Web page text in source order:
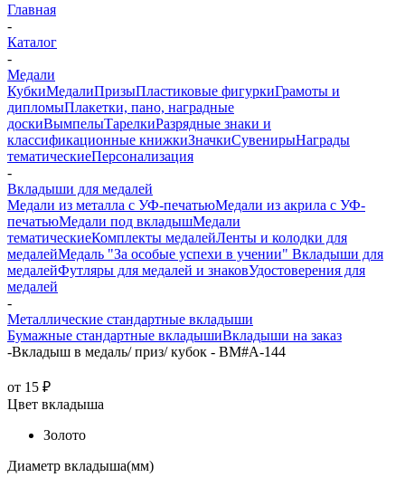
Главная
-
Каталог
-
Медали
КубкиМедалиПризыПластиковые фигуркиГрамоты и
дипломыПлакетки, пано, наградные
доскиВымпелыТарелкиРазрядные знаки и
классификационные книжкиЗначкиСувенирыНаграды
тематическиеПерсонализация
-
Вкладыши для медалей
Медали из металла с УФ-печатьюМедали из акрила с УФ-
печатьюМедали под вкладышМедали
тематическиеКомплекты медалейЛенты и колодки для
медалейМедаль "За особые успехи в учении" Вкладыши для
медалейФутляры для медалей и знаковУдостоверения для
медалей
-
Металлические стандартные вкладыши
Бумажные стандартные вкладышиВкладыши на заказ
-Вкладыш в медаль/ приз/ кубок - BM#A-144
от 15 ₽
Цвет вкладыша
Золото
Диаметр вкладыша(мм)